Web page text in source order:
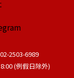
2503-6989
(例假日除外)